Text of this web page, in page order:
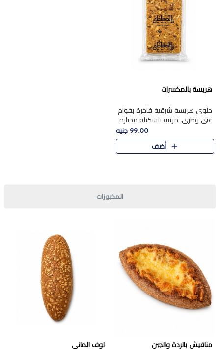
هريسة بالمكسرات
حلوى هريسة شرقية فاخرة بقوام
غني وطري، مزينة بتشكيلة مختارة
من المكسرات الفاخرة التي تضيف
قرمشة مميزة ونكهة غنية في كل
قطعة. تجمع بين المذاق..
99.00 جنيه
أضف
المخبوزات
مناقيش بالردة والجبن لوف المانى